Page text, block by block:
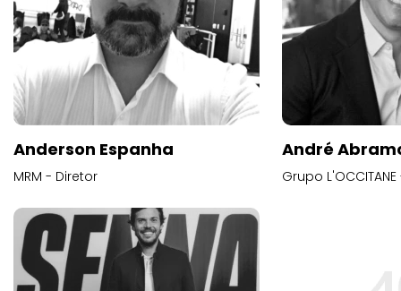
Anderson Espanha
MRM - Diretor
André
Grupo